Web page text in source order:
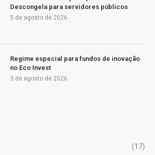
Descongela para servidores públicos
5 de agosto de 2026
Regime especial para fundos de inovação
no Eco Invest
3 de agosto de 2026
(17)